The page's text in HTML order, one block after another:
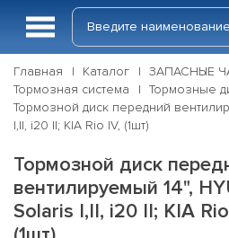
Главная Каталог
ЗАПАСНЫЕ
Тормозная система
Тормозные
Тормозной диск передний
I,II, i20 II; KIA Rio IV, (1шт)
Тормозной диск
вентилируемый 14",
Solaris I,II, i20 II; KIA